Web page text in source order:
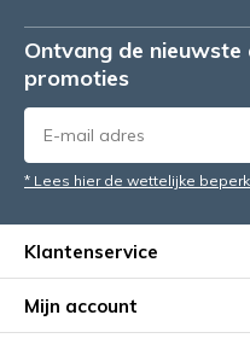
Ontvang de nieuwste
promoties
* Lees hier de wettelijke
Klantenservice
Mijn account